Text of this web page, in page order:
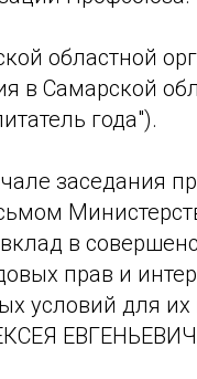
областной
в Самарской
года").
заседания
в
прав и
условий для